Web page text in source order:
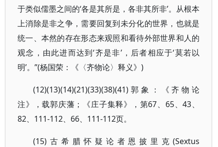
于类似儒墨之间的‘各是其所是，各非其所非’。从根本
上消除是非之争，需要回复到未分化的世界，也就是
统一、本然的存在形态来观照和看待外部世界和人的
观念，由此进而达到‘齐是非’，后者相应于‘莫若以
明’。”(杨国荣：《〈齐物论〉释义》)
(12)(13)(14)(21)(33)(38)(41)郭象：《齐物论
注》，载郭庆藩；《庄子集释》，第67、65、43、
82、111-112、66、111-112页。
(15)古希腊怀疑论者恩披里克(Sextus